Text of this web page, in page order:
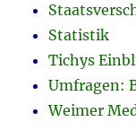
Statistik
Tichys
Umfragen:
Weimer